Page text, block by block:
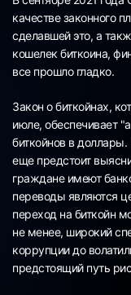
качестве законного
сделавшей это, а
кошелек биткоина,
все прошло гладко.
Закон о биткойнах,
июле, обеспечивает
биткойнов в доллары.
еще предстоит
граждане имеют
переводы являются
переход на биткойн
не менее, широкий
коррупции до
предстоящий путь